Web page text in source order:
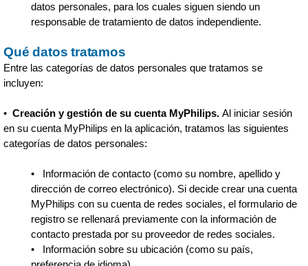
datos personales, para los cuales siguen siendo un
responsable de tratamiento de datos independiente.
Qué datos tratamos
Entre las categorías de datos personales que tratamos se
incluyen:
• Creación y gestión de su cuenta MyPhilips.Al iniciar sesión
en su cuenta MyPhilips en la aplicación, tratamos las siguientes
categorías de datos personales:
• Información de contacto (como su nombre, apellido y
dirección de correo electrónico). Si decide crear una cuenta
MyPhilips con su cuenta de redes sociales, el formulario de
registro se rellenará previamente con la información de
contacto prestada por su proveedor de redes sociales.
•
Información sobre su ubicación (como su país,